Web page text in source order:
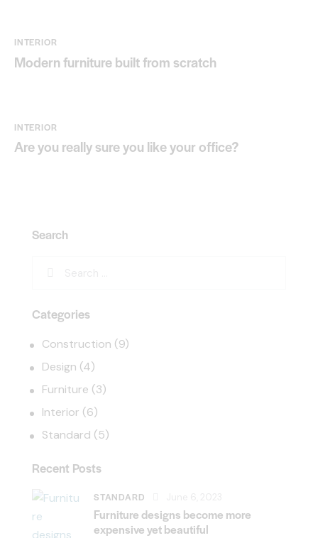
INTERIOR
Modern furniture built from scratch
INTERIOR
Are you really sure you like your office?
Search
Categories
Construction (9)
Design (4)
Furniture (3)
Interior (6)
Standard (5)
Recent Posts
STANDARD
Furniture designs become more
expensive yet beautiful